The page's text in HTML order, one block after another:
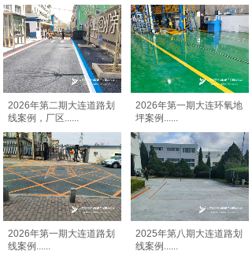
2026年第二期大连道路划
线案例，厂区......
2026年第一期大连环氧地
坪案例 ......
2026年第一期大连道路划
线案例
2025年第八期大连道路划
线案例